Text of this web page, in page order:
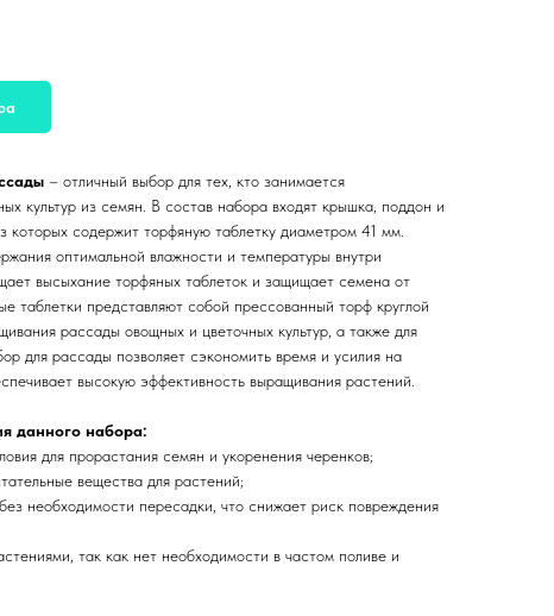
– отличный выбор для тех, кто занимается
культур из семян. В состав набора входят крышка, поддон и
которых содержит торфяную таблетку диаметром 41 мм.
оптимальной влажности и температуры внутри
высыхание торфяных таблеток и защищает семена от
таблетки представляют собой прессованный торф круглой
рассады овощных и цветочных культур, а также для
для рассады позволяет сэкономить время и усилия на
высокую эффективность выращивания растений.
данного набора:
для прорастания семян и укоренения черенков;
вещества для растений;
необходимости пересадки, что снижает риск повреждения
так как нет необходимости в частом поливе и